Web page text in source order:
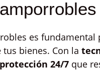
es
bienes. Con la
protección 24/7 que